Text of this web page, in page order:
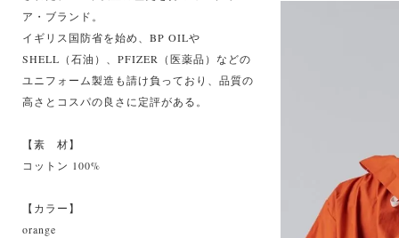
ア・ブランド。
イギリス国防省を始め、BP OILや
SHELL（石油）、PFIZER（医薬品）などの
ユニフォーム製造も請け負っており、品質の
高さとコスパの良さに定評がある。
【素 材】
コットン 100%
【カラー】
orange